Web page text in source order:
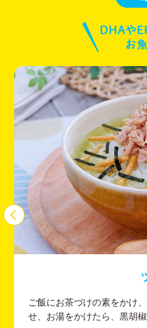
ご飯にお茶づけの素をかけ
せ、お湯をかけたら、黒胡椒